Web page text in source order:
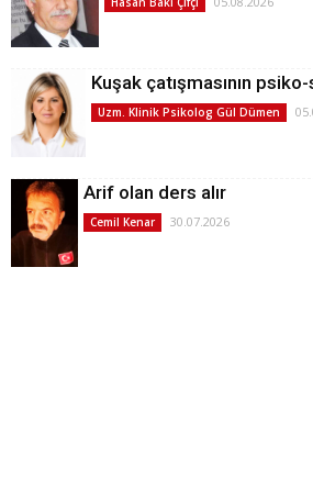
Kuşak çatışmasının
Uzm. Klinik Psikolog Gül Dümen
Arif olan ders alır
Cemil Kenar 30.07.2026